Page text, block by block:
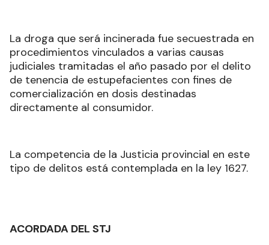
La droga que será incinerada fue secuestrada en
procedimientos vinculados a varias causas
judiciales tramitadas el año pasado por el delito
de tenencia de estupefacientes con fines de
comercialización en dosis destinadas
directamente al consumidor.
La competencia de la Justicia provincial en este
tipo de delitos está contemplada en la ley 1627.
ACORDADA DEL STJ